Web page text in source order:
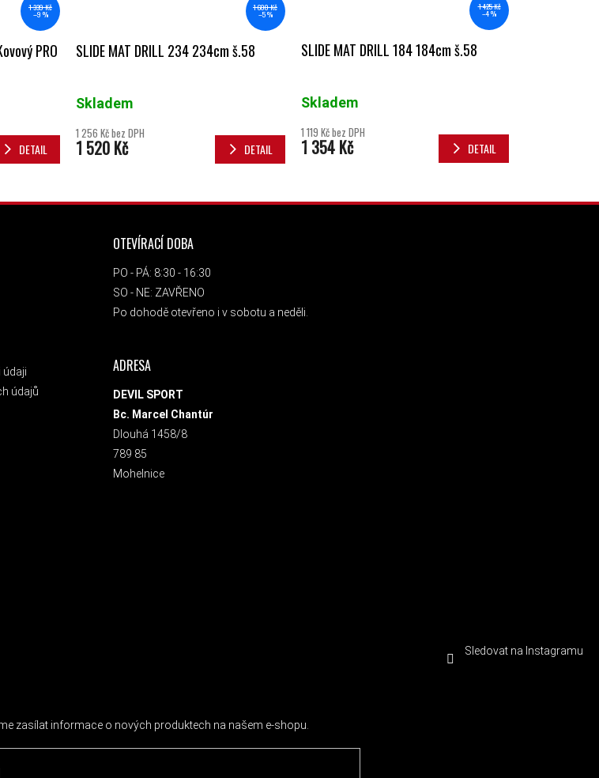
1 339 Kč
–9 %
PRO
DETAIL
1 600 Kč
–5 %
SLIDE MAT DRILL 234 234cm š.58
Skladem
1 256 Kč bez DPH
1 520 Kč DETAIL
1 425 Kč
–4 %
SLIDE MAT DRILL 184 184cm š.58
Skladem
1 119 Kč bez DPH
1 354 Kč DETAIL
údajů
OTEVÍRACÍ DOBA
PO - PÁ: 8:30 - 16:30
SO - NE: ZAVŘENO
Po dohodě otevřeno i v sobotu a neděli.
ADRESA
DEVIL SPORT
Bc. Marcel Chantúr
Dlouhá 1458/8
789 85
Mohelnice
Sledovat na Instagramu
zasílat informace o nových produktech na našem e-shopu.